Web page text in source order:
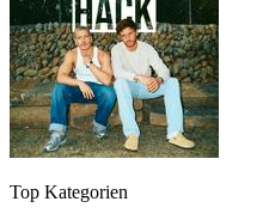
Top Kategorien